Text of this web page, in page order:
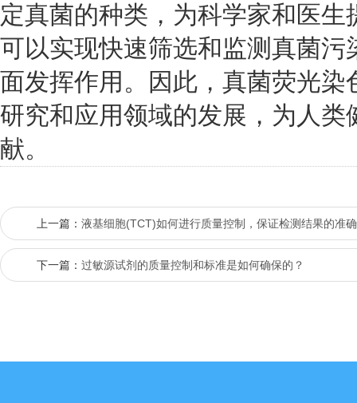
定真菌的种类，为科学家和医
可以实现快速筛选和监测真菌
面发挥作用。因此，真菌荧光
研究和应用领域的发展，为人
献。
上一篇： 液基细胞(TCT)如何进行质量控制，保证检测结果的准
下一篇： 过敏源试剂的质量控制和标准是如何确保的？